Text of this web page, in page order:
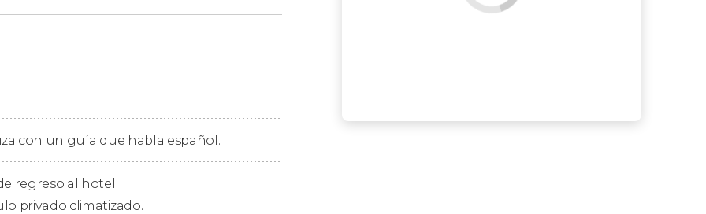
realizaremos una
enclave arqueológico, conoceremos el
esculturas del faraón egipcio.
Menor de Nefertari
de jeroglíficos y enigmas que
con un guía que habla español.
regreso al hotel.
privado climatizado.